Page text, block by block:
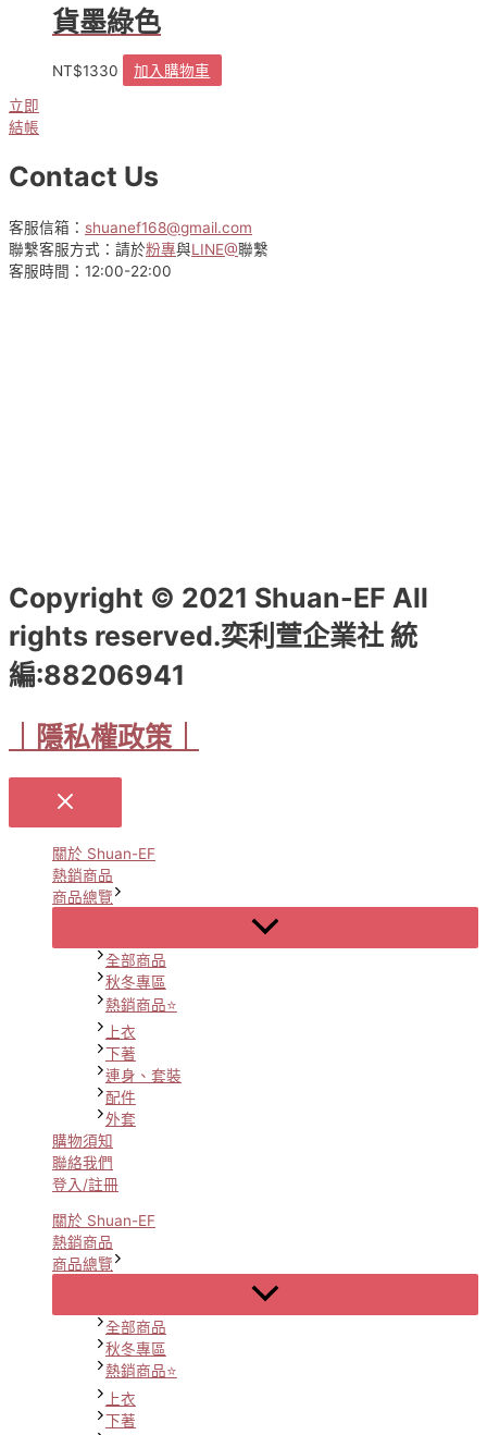
貨墨綠色
NT$1330 加入購物車
立即
結帳
Contact Us
客服信箱： shuanef168@gmail.com
聯繫客服方式：請於粉專與LINE@聯繫
客服時間：12:00-22:00
Copyright © 2021 Shuan-EF All
rights reserved.奕利萱企業社 統
編:88206941
｜隱私權政策｜
關於 Shuan-EF
熱銷商品
商品總覽
Menu
Toggle
全部商品
秋冬專區
熱銷商品⭐
上衣
下著
連身、套裝
配件
外套
購物須知
聯絡我們
登入/註冊
關於 Shuan-EF
熱銷商品
商品總覽
Menu
Toggle
全部商品
秋冬專區
熱銷商品⭐
上衣
下著